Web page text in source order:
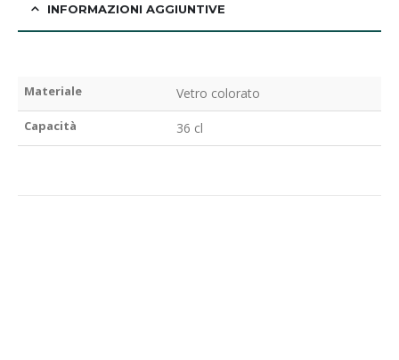
INFORMAZIONI AGGIUNTIVE
Materiale Vetro colorato
Capacità 36 cl